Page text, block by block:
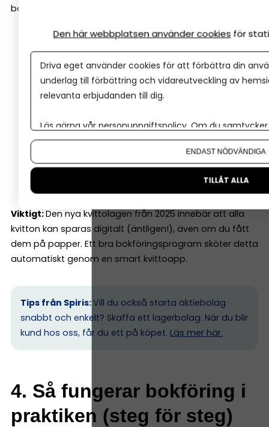
bokföra:
Intäkter:Fakturor, Swish-betalningar, försäljning i
butik eller online.
Kostnader: Inköp, abonnemang, hyror, program.
Skatter och avgifter: Moms, preliminärskatt,
arbetsgivaravgifter.
Eget uttag / egen insättning:I enskild firma.
Maskiner, datorer, inventarier.
Kvittounderlag:Alla kvitton måste sparas enligt
Viktigt:Den nya kvittolagen från 2025 innebär att alla
kvitton kan sparas digitalt (äntligen!), även om du fått
dem på papper. Ett bra bokföringsprogram sköter detta
automatiskt genom en smart kvittoapp.
Tips från Spiris:Vill du också starta aktiebolag
snabbt och enkelt? Skaffa ett lagerbolag. När du blir
kund hos oss, får du ett på köpet. Läs mer här.
4. Så fungerar bokföring i
praktiken (steg för steg)
Den här webbplatsen använder cookies för
Driva eget använder cookies för att förbättra din
underlag till förbättring och vidareutveckling av
relevanta erbjudanden till dig.
Läs gärna vår personuppgiftspolicy. Om du
Om du vill ändra ditt val i efterhand hittar du den
ENDAST NÖDVÄNDIGA
TILLÅT ALLA